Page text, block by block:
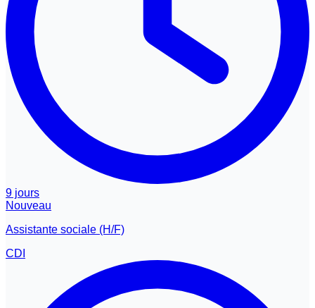
9 jours
Nouveau
Assistante sociale (H/F)
CDI